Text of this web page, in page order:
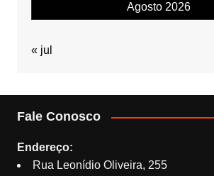
Agosto 2026
« jul
Fale Conosco
Endereço:
Rua Leonídio Oliveira, 255